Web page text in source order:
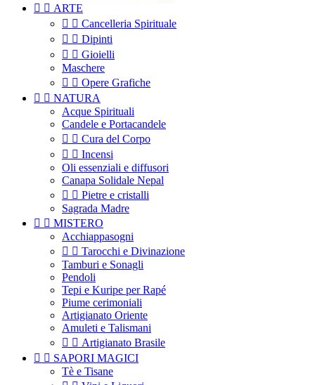
  ARTE
  Cancelleria Spirituale
  Dipinti
  Gioielli
Maschere
  Opere Grafiche
  NATURA
Acque Spirituali
Candele e Portacandele
  Cura del Corpo
  Incensi
Oli essenziali e diffusori
Canapa Solidale Nepal
  Pietre e cristalli
Sagrada Madre
  MISTERO
Acchiappasogni
  Tarocchi e Divinazione
Tamburi e Sonagli
Pendoli
Tepi e Kuripe per Rapé
Piume cerimoniali
Artigianato Oriente
Amuleti e Talismani
  Artigianato Brasile
  SAPORI MAGICI
Tè e Tisane